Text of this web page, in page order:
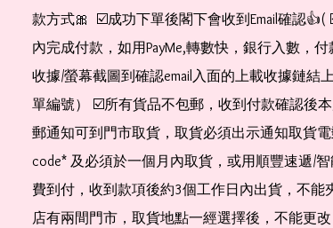
款方式🎀  ☑️成功下單後閣下會收到Email確認
內完成付款，如用PayMe,轉數快，銀行入數，
收據/螢幕截圖到確認email入面的上載收據鏈結
單編號） ☑️所有貨品不包郵，收到付款確認後
郵通知可到門市取貨，取貨必須出示通知取貨電
code* 及必須於一個月內取貨，或用順豐速遞/
費到付，收到款項後約3個工作日內出貨，不能
店有兩間門市，取貨地點一經選擇後，不能更